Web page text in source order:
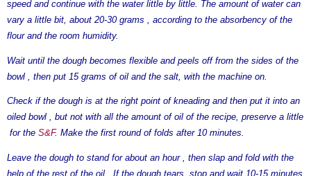
speed and continue with the water little by little. The amount of water can
vary a little bit, about 20-30 grams , according to the absorbency of the
flour and the room humidity.
Wait until the dough becomes flexible and peels off from the sides of the
bowl , then put 15 grams of oil and the salt, with the machine on.
Check if the dough is at the right point of kneading and then put it into an
oiled bowl , but not with all the amount of oil of the recipe, preserve a little
for the S&F. Make the first round of folds after 10 minutes.
Leave the dough to stand for about an hour , then slap and fold with the
help of the rest of the oil . If the dough tears, stop and wait 10-15 minutes